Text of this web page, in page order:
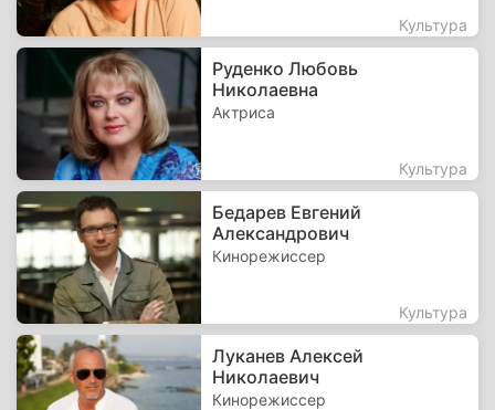
Культура
Руденко Любовь
Николаевна
Актриса
Культура
Бедарев Евгений
Александрович
Кинорежиссер
Культура
Луканев Алексей
Николаевич
Кинорежиссер